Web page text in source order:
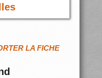
LA FICHE